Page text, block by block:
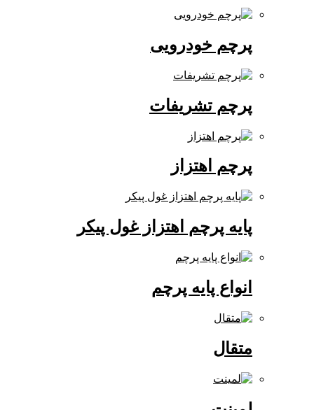
پرچم خودرویی
پرچم تشریفات
پرچم اهتزاز
پایه پرچم اهتزاز غول پیکر
انواع پایه پرچم